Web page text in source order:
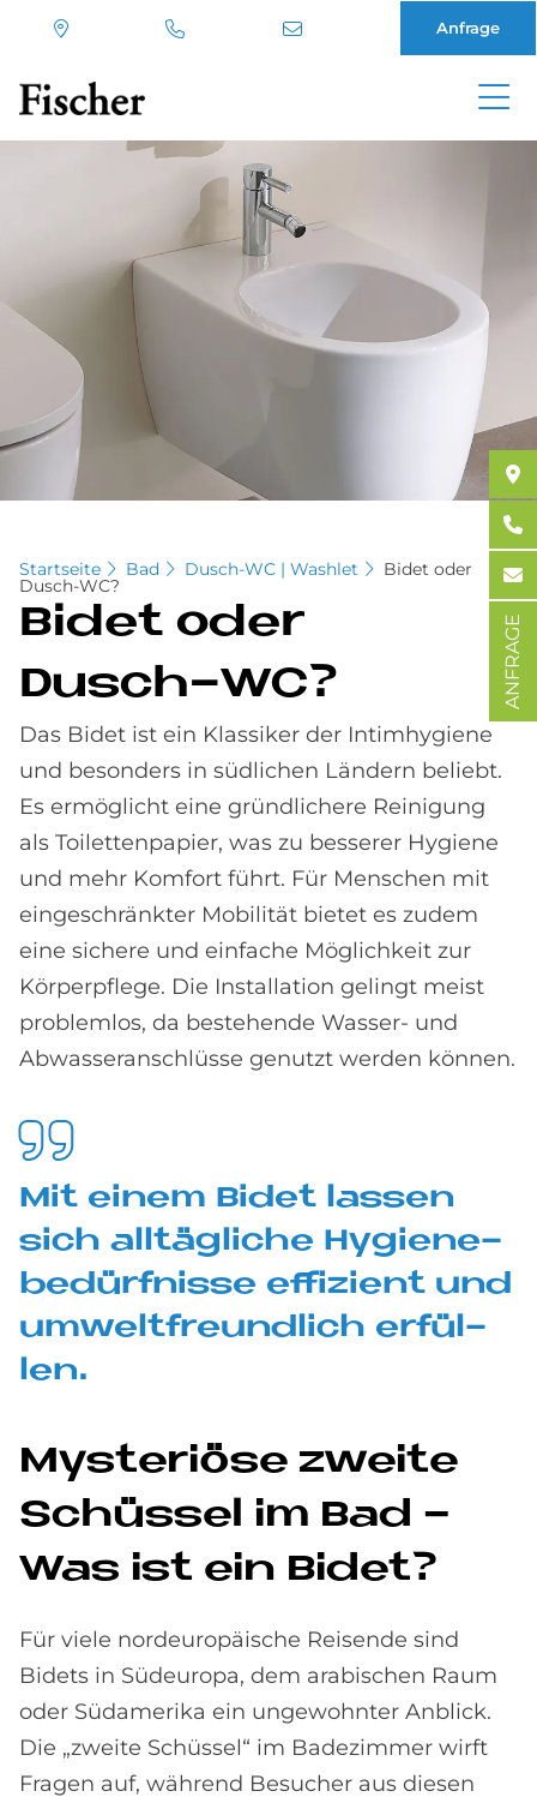
Anfrage
Startseite Bad Dusch-WC | Washlet Bidet oder
Dusch-WC?
Bi­det oder
Dusch-WC?
Das Bidet ist ein Klassiker der Intimhygiene
und besonders in südlichen Ländern beliebt.
Es ermöglicht eine gründlichere Reinigung
als Toilettenpapier, was zu besserer Hygiene
und mehr Komfort führt. Für Menschen mit
eingeschränkter Mobilität bietet es zudem
eine sichere und einfache Möglichkeit zur
Körperpflege. Die Installation gelingt meist
problemlos, da bestehende Wasser- und
Abwasseranschlüsse genutzt werden können.
Mit ei­nem Bi­det las­sen
sich all­täg­li­che Hy­gie­ne­
be­dürf­nis­se ef­fi­zi­ent und
um­welt­freund­lich er­fül­
len.
My­ste­riö­se zweite
Schüs­sel im Bad -
Was ist ein Bi­det?
Für viele nordeuropäische Reisende sind
Bidets in Südeuropa, dem arabischen Raum
oder Südamerika ein ungewohnter Anblick.
Die „zweite Schüssel“ im Badezimmer wirft
Fragen auf, während Besucher aus diesen
ANFRAGE